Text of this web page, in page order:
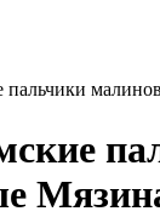
пальчики